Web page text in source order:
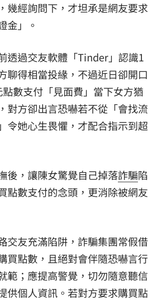
幾經詢問下，才坦承是網友要求
金」。
透過交友軟體「Tinder」認識1
聊得相當投緣，不過近日卻開口
數支付「見面費」當下女方猶
對方卻出言恐嚇若不從「會找流
令她心生畏懼，才配合指示到超
後，讓陳女驚覺自己掉落詐騙陷
點數支付的念頭，更消除被網友
交友充滿陷阱，詐騙集團常假借
買點數，且絕對會伴隨恐嚇言行
範；應提高警覺，切勿隨意聽信
供個人資訊。若對方要求購買點